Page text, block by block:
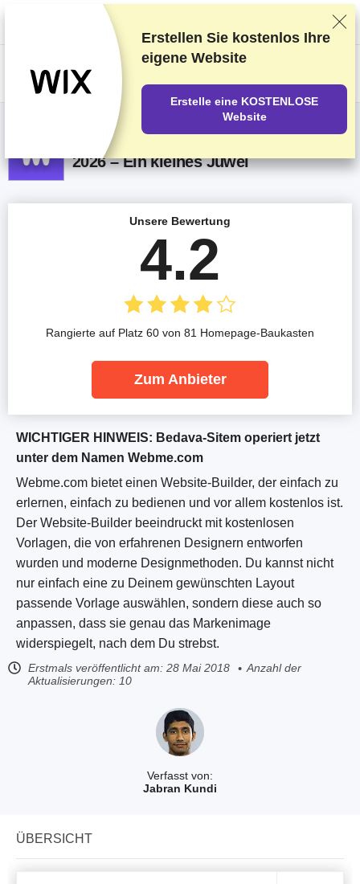
Wir bewerten die Anbieter auf Grundlage strenger Tests und Bewertungen,
berücksichtigen aber auch Dein Feedback und unsere geschäftlichen
Vereinbarungen mit den Anbietern.Diese Seite enthält Affiliate-Links.
Webme.com (bish. Bedava-Sitem) Test
2026 – Ein kleines Juwel
Verfasst von:
Jabran Kundi
WICHTIGER HINWEIS: Bedava-Sitem operiert jetzt
unter dem Namen Webme.com
Webme.com bietet einen Website-Builder, der einfach zu
erlernen, einfach zu bedienen und vor allem kostenlos ist.
Der Website-Builder beeindruckt mit kostenlosen
Vorlagen, die von erfahrenen Designern entworfen
wurden und moderne Designmethoden. Du kannst nicht
nur einfach eine zu Deinem gewünschten Layout
passende Vorlage auswählen, sondern diese auch so
anpassen, dass sie genau das Markenimage
widerspiegelt, nach dem Du strebst.
Erstmals veröffentlicht am: 28 Mai 2018
Anzahl der
Aktualisierungen: 10
Unsere Bewertung
4.2
Rangierte auf Platz 60 von 81 Homepage-Baukasten
Zum Anbieter
ÜBERSICHT
Erstellen Sie kostenlos Ihre
eigene Website
Erstelle eine KOSTENLOSE
Website